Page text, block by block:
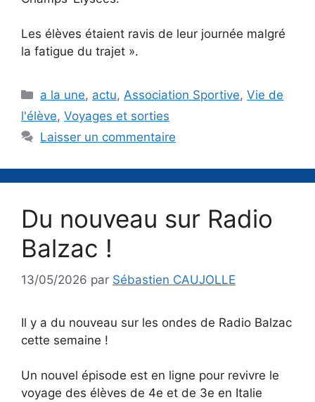
Les élèves étaient ravis de leur journée malgré
la fatigue du trajet ».
Catégories
a la une, actu,Association Sportive,Vie de
l'élève, Voyages et sorties
Laisser un commentaire
Du nouveau sur Radio
Balzac !
13/05/2026 par Sébastien CAUJOLLE
Il y a du nouveau sur les ondes de Radio Balzac
cette semaine !
Un nouvel épisode est en ligne pour revivre le
voyage des élèves de 4e et de 3e en Italie